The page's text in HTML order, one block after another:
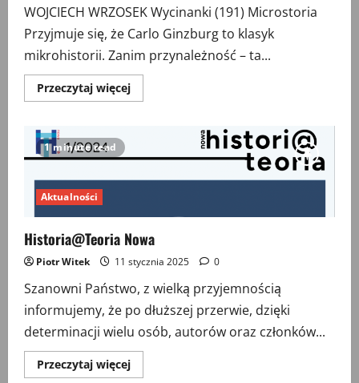
WOJCIECH WRZOSEK Wycinanki (191) Microstoria
Przyjmuje się, że Carlo Ginzburg to klasyk
mikrohistorii. Zanim przynależność – ta...
Przeczytaj więcejPrzeczytaj
więcej
1 minute read
Aktualności
Historia@Teoria Nowa
Piotr Witek 11 stycznia 2025 0
Szanowni Państwo, z wielką przyjemnością
informujemy, że po dłuższej przerwie, dzięki
determinacji wielu osób, autorów oraz członków...
Przeczytaj więcejPrzeczytaj
więcej